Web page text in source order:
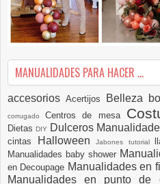
MANUALIDADES PARA HACER ...
accesoriosAcertijos Belleza
corrugadoCentros de mesa
DietasDIY Dulceros
cintas
Halloween Jabones tutorial
Manualidades baby shower
en Decoupage Manualidades en
Manualidades en punto de